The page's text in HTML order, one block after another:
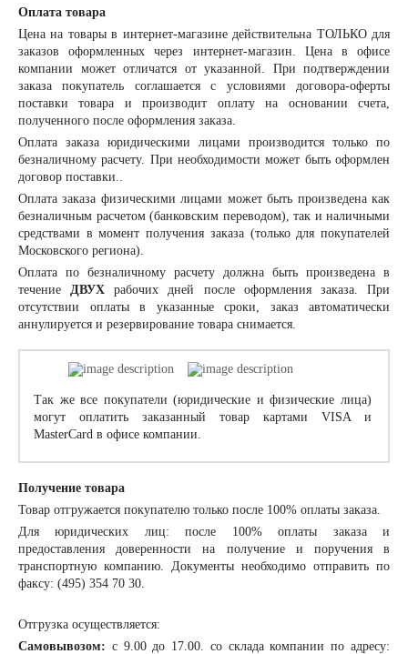
Оплата товара
Цена на товары в интернет-магазине действительна ТОЛЬКО для
заказов оформленных через интернет-магазин. Цена в офисе
компании может отличатся от указанной. При подтверждении
заказа покупатель соглашается с условиями договора-оферты
поставки товара и производит оплату на основании счета,
полученного после оформления заказа.
Оплата заказа юридическими лицами производится только по
безналичному расчету. При необходимости может быть оформлен
договор поставки..
Оплата заказа физическими лицами может быть произведена как
безналичным расчетом (банковским переводом), так и наличными
средствами в момент получения заказа (только для покупателей
Московского региона).
Оплата по безналичному расчету должна быть произведена в
течениеДВУХ рабочих дней после оформления заказа. При
отсутствии оплаты в указанные сроки, заказ автоматически
аннулируется и резервирование товара снимается.
Так же все покупатели (юридические и физические лица)
могут оплатить заказанный товар картами VISA и
MasterCard в офисе компании.
Получение товара
Товар отгружается покупателю только после 100% оплаты заказа.
Для юридических лиц: после 100% оплаты заказа и
предоставления доверенности на получение и поручения в
транспортную компанию. Документы необходимо отправить по
факсу: (495) 354 70 30.
Отгрузка осуществляется:
Самовывозом: с 9.00 до 17.00. со склада компании по адресу: